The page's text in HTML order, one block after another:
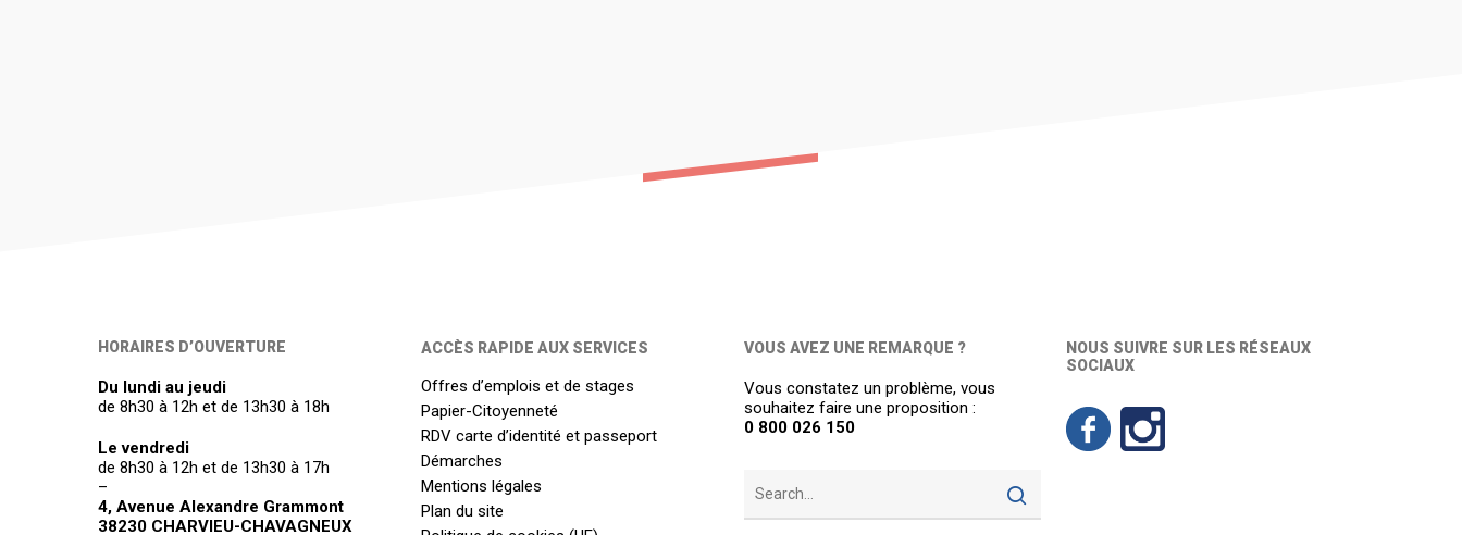
HORAIRES D’OUVERTURE
Du lundi au jeudi
de 8h30 à 12h et de 13h30 à 18h
Le vendredi
de 8h30 à 12h et de 13h30 à 17h
–
4, Avenue Alexandre Grammont
38230 CHARVIEU-CHAVAGNEUX
ACCÈS RAPIDE AUX SERVICES
Offres d’emplois et de stages
Papier-Citoyenneté
RDV carte d’identité et passeport
Démarches
Mentions légales
Plan du site
VOUS AVEZ UNE REMARQUE ?
Vous constatez un problème, vous
souhaitez faire une proposition :
0 800 026 150
NOUS SUIVRE SUR LES RÉSEAUX
SOCIAUX